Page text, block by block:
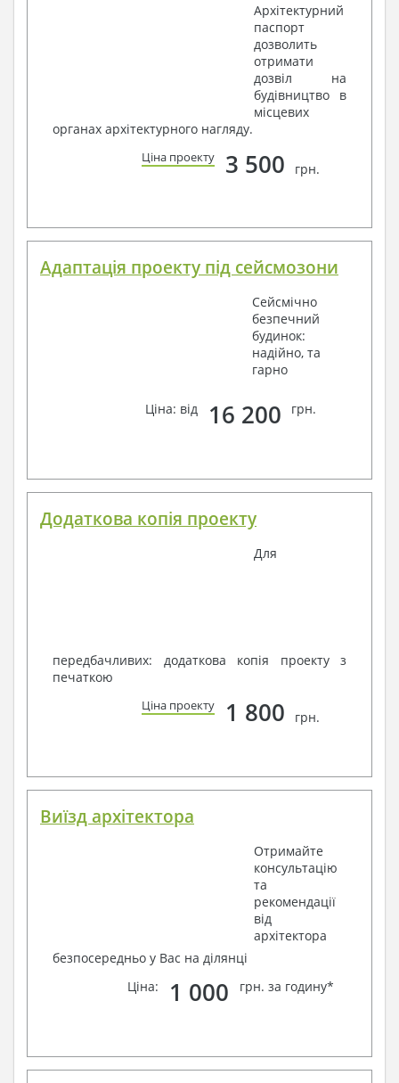
Архітектурний
паспорт
дозволить
отримати
дозвіл на
будівництво в
місцевих
органах архітектурного нагляду.
Ціна проекту 3 500 грн.
Адаптація проекту під сейсмозони
Сейсмічно
безпечний
будинок:
надійно, та
гарно
Ціна: від 16 200 грн.
Додаткова копія проекту
Для
передбачливих: додаткова копія проекту з
печаткою
Ціна проекту 1 800 грн.
Виїзд архітектора
Отримайте
консультацію
та
рекомендації
від
архітектора
безпосередньо у Вас на ділянці
Ціна:
1 000 грн. за годину*